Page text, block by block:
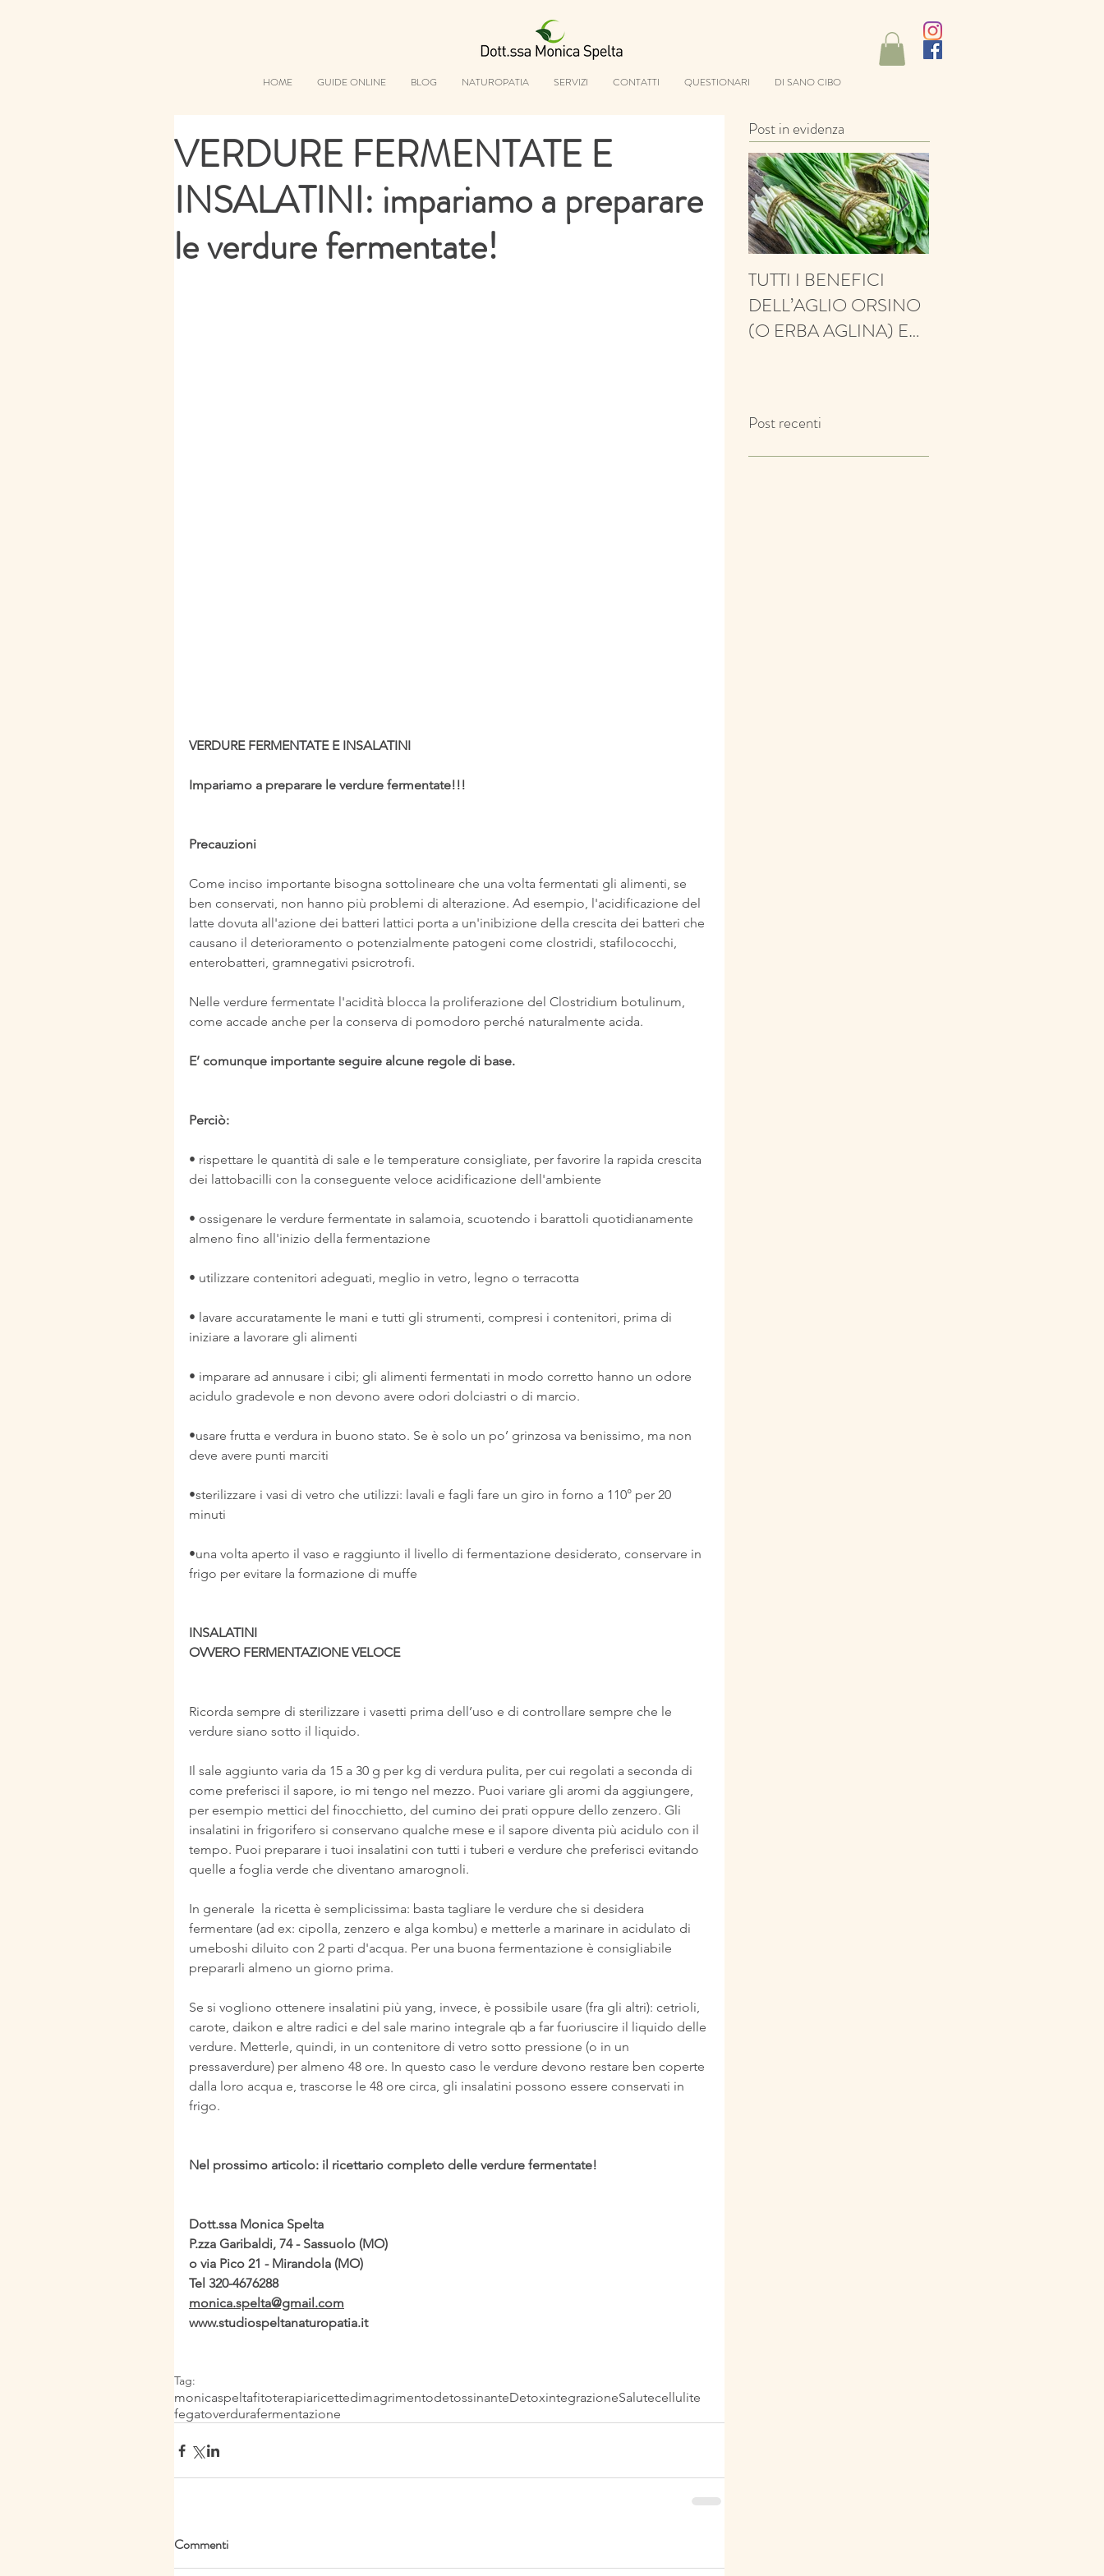
HOME GUIDE ONLINE BLOG NATUROPATIA SERVIZI CONTATTI QUESTIONARI DI SANO CIBO
VERDURE FERMENTATE E
INSALATINI: impariamo a preparare
le verdure fermentate!
VERDURE FERMENTATE E INSALATINI
Impariamo a preparare le verdure fermentate!!!
Precauzioni
Come inciso importante bisogna sottolineare che una volta fermentati gli alimenti, se
ben conservati, non hanno più problemi di alterazione. Ad esempio, l'acidificazione del
latte dovuta all'azione dei batteri lattici porta a un'inibizione della crescita dei batteri che
causano il deterioramento o potenzialmente patogeni come clostridi, stafilococchi,
enterobatteri, gramnegativi psicrotrofi.
Nelle verdure fermentate l'acidità blocca la proliferazione del Clostridium botulinum,
come accade anche per la conserva di pomodoro perché naturalmente acida.
E’ comunque importante seguire alcune regole di base.
Perciò:
• rispettare le quantità di sale e le temperature consigliate, per favorire la rapida crescita
dei lattobacilli con la conseguente veloce acidificazione dell'ambiente
• ossigenare le verdure fermentate in salamoia, scuotendo i barattoli quotidianamente
almeno fino all'inizio della fermentazione
• utilizzare contenitori adeguati, meglio in vetro, legno o terracotta
• lavare accuratamente le mani e tutti gli strumenti, compresi i contenitori, prima di
iniziare a lavorare gli alimenti
• imparare ad annusare i cibi; gli alimenti fermentati in modo corretto hanno un odore
acidulo gradevole e non devono avere odori dolciastri o di marcio.
•usare frutta e verdura in buono stato. Se è solo un po’ grinzosa va benissimo, ma non
deve avere punti marciti
•sterilizzare i vasi di vetro che utilizzi: lavali e fagli fare un giro in forno a 110° per 20
minuti
•una volta aperto il vaso e raggiunto il livello di fermentazione desiderato, conservare in
frigo per evitare la formazione di muffe
INSALATINI
OVVERO FERMENTAZIONE VELOCE
Ricorda sempre di sterilizzare i vasetti prima dell’uso e di controllare sempre che le
verdure siano sotto il liquido.
Il sale aggiunto varia da 15 a 30 g per kg di verdura pulita, per cui regolati a seconda di
come preferisci il sapore, io mi tengo nel mezzo. Puoi variare gli aromi da aggiungere,
per esempio mettici del finocchietto, del cumino dei prati oppure dello zenzero. Gli
insalatini in frigorifero si conservano qualche mese e il sapore diventa più acidulo con il
tempo. Puoi preparare i tuoi insalatini con tutti i tuberi e verdure che preferisci evitando
quelle a foglia verde che diventano amarognoli.
In generale  la ricetta è semplicissima: basta tagliare le verdure che si desidera
fermentare (ad ex: cipolla, zenzero e alga kombu) e metterle a marinare in acidulato di
umeboshi diluito con 2 parti d'acqua. Per una buona fermentazione è consigliabile
prepararli almeno un giorno prima.
Se si vogliono ottenere insalatini più yang, invece, è possibile usare (fra gli altri): cetrioli,
carote, daikon e altre radici e del sale marino integrale qb a far fuoriuscire il liquido delle
verdure. Metterle, quindi, in un contenitore di vetro sotto pressione (o in un
pressaverdure) per almeno 48 ore. In questo caso le verdure devono restare ben coperte
dalla loro acqua e, trascorse le 48 ore circa, gli insalatini possono essere conservati in
frigo.
Nel prossimo articolo: il ricettario completo delle verdure fermentate!
Dott.ssa Monica Spelta
P.zza Garibaldi, 74 - Sassuolo (MO)
o via Pico 21 - Mirandola (MO)
Tel 320-4676288
monica.spelta@gmail.com
www.studiospeltanaturopatia.it
Tag:
monicaspeltafitoterapiaricettedimagrimentodetossinanteDetoxintegrazioneSalutecellulite
fegatoverdurafermentazione
Commenti
Post in evidenza
TUTTI I BENEFICI
DELL’AGLIO ORSINO
(O ERBA AGLINA) E
Post recenti